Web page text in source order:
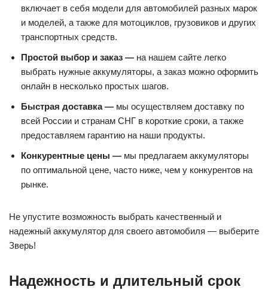
включает в себя модели для автомобилей разных марок
и моделей, а также для мотоциклов, грузовиков и других
транспортных средств.
Простой выбор и заказ — на нашем сайте легко
выбрать нужные аккумуляторы, а заказ можно оформить
онлайн в несколько простых шагов.
Быстрая доставка — мы осуществляем доставку по
всей России и странам СНГ в короткие сроки, а также
предоставляем гарантию на наши продукты.
Конкурентные цены — мы предлагаем аккумуляторы
по оптимальной цене, часто ниже, чем у конкурентов на
рынке.
Не упустите возможность выбрать качественный и
надежный аккумулятор для своего автомобиля — выберите
Зверь!
Надежность и длительный срок